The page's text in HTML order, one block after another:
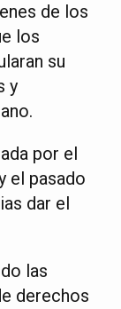
de los
los
su
y
por el
el pasado
dar el
las
derechos